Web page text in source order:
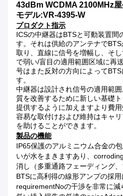
43dBm WCDMA 2100MHz
モデル:VR-4395-W
プロダクト指示
ICSの中継器はBTSと可動装置間
す。それは供給のアンテナで
取り、直線に信号を増幅し、そ
で弱い/盲目の適用範囲区域に再
号はまた反対の方向によって
す。
中継器は設計され信号の適用範
質を改善するために新しい基礎
提供するように加えますより費
容易な取付けおよび維持はキャ
を助けることができます。
製品の機能
IP65保護のアルミニウム合金の
いが水をまきますあり、
消し（多重通路フェーディング
BTSに高利得の線形アンプの採
requirementNoの干渉を非常に